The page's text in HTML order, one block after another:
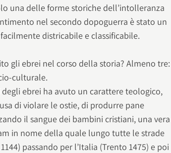
una delle forme storiche dell’intolleranza
nel secondo dopoguerra è stato un
districabile e classificabile.
gli ebrei nel corso della storia? Almeno tre:
culturale.
ebrei ha avuto un carattere teologico,
di violare le ostie, di produrre pane
il sangue dei bambini cristiani, una vera
in nome della quale lungo tutte le strade
passando per l’Italia (Trento 1475) e poi